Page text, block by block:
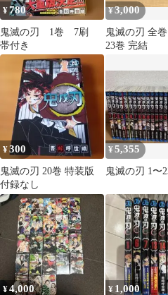
¥780
鬼滅の刃 1巻 7刷
帯付き
¥3,000
鬼滅の刃 全
23巻 完結
¥300
鬼滅の刃 20巻 特装版
付録なし
¥5,355
鬼滅の刃 1〜
¥4,000 ¥ 1,000